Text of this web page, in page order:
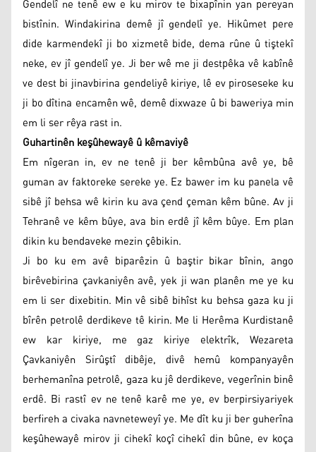
Gendelî ne tenê ew e ku mirov te bixapînin yan pereyan
bistînin. Windakirina demê jî gendelî ye. Hikûmet pere
dide karmendekî ji bo xizmetê bide, dema rûne û tiştekî
neke, ev jî gendelî ye. Ji ber wê me ji destpêka vê kabînê
ve dest bi jinavbirina gendeliyê kiriye, lê ev piroseseke ku
ji bo dîtina encamên wê, demê dixwaze û bi baweriya min
em li ser rêya rast in.
Guhartinên keşûhewayê û kêmaviyê
Em nîgeran in, ev ne tenê ji ber kêmbûna avê ye, bê
guman av faktoreke sereke ye. Ez bawer im ku panela vê
sibê jî behsa wê kirin ku ava çend çeman kêm bûne. Av ji
Tehranê ve kêm bûye, ava bin erdê jî kêm bûye. Em plan
dikin ku bendaveke mezin çêbikin.
Ji bo ku em avê biparêzin û baştir bikar bînin, ango
birêvebirina çavkaniyên avê, yek ji wan planên me ye ku
em li ser dixebitin. Min vê sibê bihîst ku behsa gaza ku ji
bîrên petrolê derdikeve tê kirin. Me li Herêma Kurdistanê
ew kar kiriye, me gaz kiriye elektrîk, Wezareta
Çavkaniyên Sirûştî dibêje, divê hemû kompanyayên
berhemanîna petrolê, gaza ku jê derdikeve, vegerînin binê
erdê. Bi rastî ev ne tenê karê me ye, ev berpirsiyariyek
berfireh a civaka navneteweyî ye. Me dît ku ji ber guherîna
keşûhewayê mirov ji cihekî koçî cihekî din bûne, ev koça